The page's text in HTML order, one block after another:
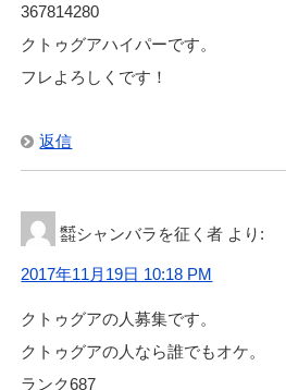
367814280
クトゥグアハイパーです。
フレよろしくです！
返信
㍿シャンバラを征く者 より:
2017年11月19日 10:18 PM
クトゥグアの人募集です。
クトゥグアの人なら誰でもオケ。
ランク687